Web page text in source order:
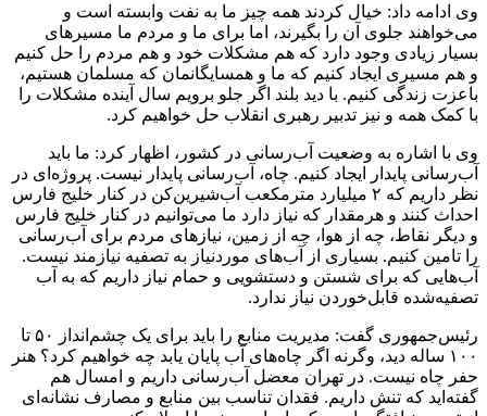
وی ادامه داد: خیال کردند همه چیز ما به نفت وابسته است و
می‌خواهند جلوی آن را بگیرند، اما برای ما و مردم ما مسیرهای
بسیار زیادی وجود دارد که هم مشکلات خود و هم مردم را حل کنیم
و هم مسیری ایجاد کنیم که ما و همسایگانمان که مسلمان هستیم،
باعزت زندگی کنیم. با دید بلند اگر جلو برویم سال آینده مشکلات را
با کمک همه و نیز تدبیر رهبری انقلاب حل خواهیم کرد.
وی با اشاره به وضعیت آب‌رسانی در کشور، اظهار کرد: ما باید
آب‌رسانی پایدار ایجاد کنیم. چاه، آب‌رسانی پایدار نیست. پروژه‌ای در
نظر داریم که ۲ میلیارد مترمکعب آب‌شیرین‌کن در کنار خلیج فارس
احداث کنند و هرمقدار که نیاز دارد ما می‌توانیم در کنار خلیج فارس
و دیگر نقاط، چه از هوا، چه از زمین، نیازهای مردم برای آب‌رسانی
را تامین کنیم. بسیاری از آب‌های موردنیاز به تصفیه نیازمند نیست.
آب‌هایی که برای شستن و دستشویی و حمام نیاز داریم که به آب
تصفیه‌شده قابل‌خوردن نیاز ندارد.
رئیس‌جمهوری گفت: مدیریت منابع را باید برای یک چشم‌انداز ۵۰ تا
۱۰۰ ساله دید، وگرنه اگر چاه‌های آب پایان یابد چه خواهیم کرد؟ هنر
حفر چاه نیست. در تهران معضل آب‌رسانی داریم و امسال هم
گفته‌اید که تنش داریم. فقدان تناسب بین منابع و مصارف نشانه‌ای